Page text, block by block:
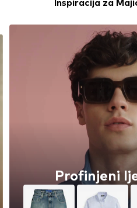
Inspiracija za
Hlače